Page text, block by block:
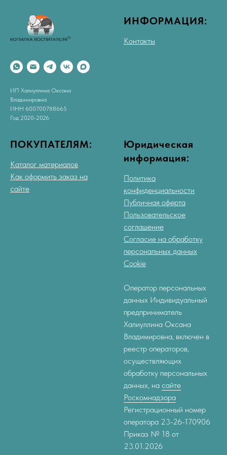
ИП Халиуллина Оксана
Владимировна
ИНН 600700788665
Год 2020-2026
ИНФОРМАЦИЯ:
Контакты
ПОКУПАТЕЛЯМ:
Каталог материалов
Как оформить заказ на
сайте
Юридическая
информация:
Политика
конфиденциальности
Публичная оферта
Пользовательское
соглашение
Согласие на обработку
персональных данных
Cookie
Оператор персональных
данных Индивидуальный
предприниматель
Халиуллина Оксана
Владимировна, включен в
реестр операторов,
осуществляющих
обработку персональных
данных, на сайте
Роскомнадзора
Регистрационный номер
оператора 23-26-170906
Приказ № 18 от
23.01.2026